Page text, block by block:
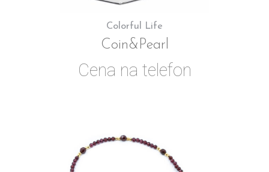
Colorful Life
Coin&Pearl
Cena na telefon